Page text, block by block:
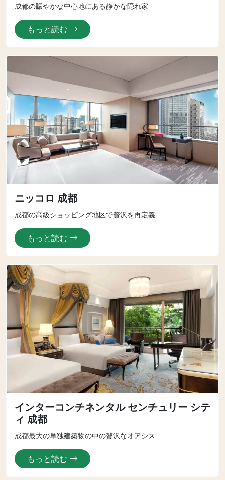
成都の賑やかな中心地にある静かな隠れ家
もっと読む
ニッコロ 成都
成都の高級ショッピング地区で贅沢を再定義
もっと読む
インターコンチネンタル センチュリー シテ
ィ 成都
成都最大の単独建築物の中の贅沢なオアシス
もっと読む